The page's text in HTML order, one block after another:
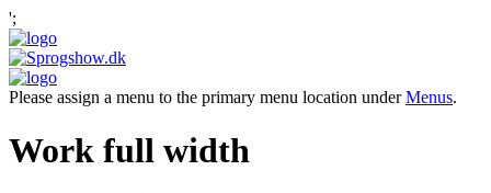
';
Please assign a menu to the primary menu location underMenus.
Work full width